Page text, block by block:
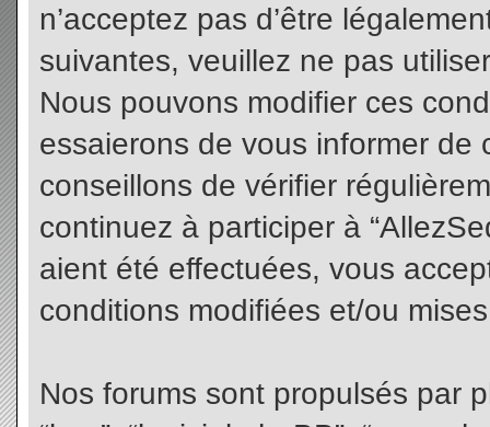
n’acceptez pas d’être
suivantes, veuillez ne pas
Nous pouvons modifier ces
essaierons de vous informer
conseillons de vérifier
continuez à participer à
aient été effectuées, vous
conditions modifiées et/ou
Nos forums sont propulsés par